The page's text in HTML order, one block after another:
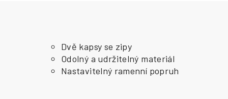
Dvě kapsy se zipy
Odolný a udržitelný materiál
Nastavitelný ramenní popruh